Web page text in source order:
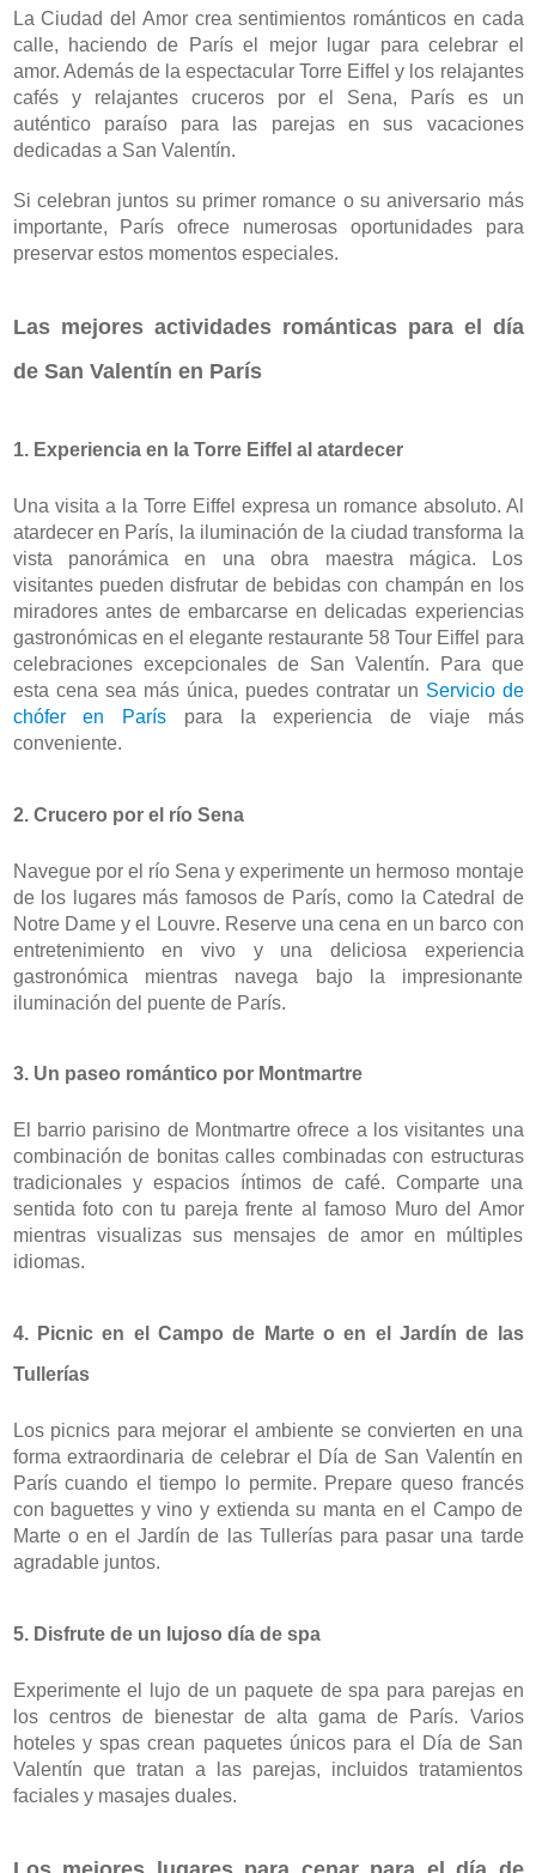
La Ciudad del Amor crea sentimientos románticos en cada
calle, haciendo de París el mejor lugar para celebrar el
amor. Además de la espectacular Torre Eiffel y los relajantes
cafés y relajantes cruceros por el Sena, París es un
auténtico paraíso para las parejas en sus vacaciones
dedicadas a San Valentín.
Si celebran juntos su primer romance o su aniversario más
importante, París ofrece numerosas oportunidades para
preservar estos momentos especiales.
Las mejores actividades románticas para el día
de San Valentín en París
1. Experiencia en la Torre Eiffel al atardecer
Una visita a la Torre Eiffel expresa un romance absoluto. Al
atardecer en París, la iluminación de la ciudad transforma la
vista panorámica en una obra maestra mágica. Los
visitantes pueden disfrutar de bebidas con champán en los
miradores antes de embarcarse en delicadas experiencias
gastronómicas en el elegante restaurante 58 Tour Eiffel para
celebraciones excepcionales de San Valentín. Para que
esta cena sea más única, puedes contratar un Servicio de
chófer en París para la experiencia de viaje más
conveniente.
2. Crucero por el río Sena
Navegue por el río Sena y experimente un hermoso montaje
de los lugares más famosos de París, como la Catedral de
Notre Dame y el Louvre. Reserve una cena en un barco con
entretenimiento en vivo y una deliciosa experiencia
gastronómica mientras navega bajo la impresionante
iluminación del puente de París.
3. Un paseo romántico por Montmartre
El barrio parisino de Montmartre ofrece a los visitantes una
combinación de bonitas calles combinadas con estructuras
tradicionales y espacios íntimos de café. Comparte una
sentida foto con tu pareja frente al famoso Muro del Amor
mientras visualizas sus mensajes de amor en múltiples
idiomas.
4. Picnic en el Campo de Marte o en el Jardín de las
Tullerías
Los picnics para mejorar el ambiente se convierten en una
forma extraordinaria de celebrar el Día de San Valentín en
París cuando el tiempo lo permite. Prepare queso francés
con baguettes y vino y extienda su manta en el Campo de
Marte o en el Jardín de las Tullerías para pasar una tarde
agradable juntos.
5. Disfrute de un lujoso día de spa
Experimente el lujo de un paquete de spa para parejas en
los centros de bienestar de alta gama de París. Varios
hoteles y spas crean paquetes únicos para el Día de San
Valentín que tratan a las parejas, incluidos tratamientos
faciales y masajes duales.